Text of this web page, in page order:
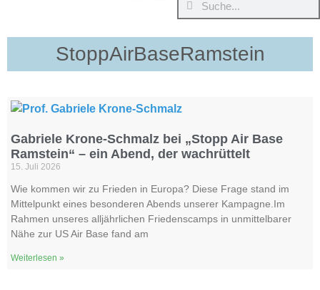
StoppAirBaseRamstein
Gabriele Krone-Schmalz bei „Stopp Air Base
Ramstein“ – ein Abend, der wachrüttelt
15. Juli 2026
Wie kommen wir zu Frieden in Europa? Diese Frage stand im
Mittelpunkt eines besonderen Abends unserer Kampagne.Im
Rahmen unseres alljährlichen Friedenscamps in unmittelbarer
Nähe zur US Air Base fand am
Weiterlesen »